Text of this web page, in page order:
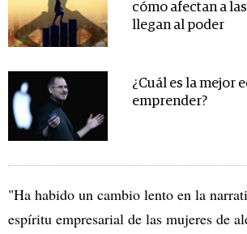
cómo afectan a
llegan al poder
¿Cuál es la mejor
emprender?
"Ha habido un cambio lento en la
espíritu empresarial de las mujeres de